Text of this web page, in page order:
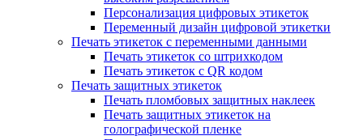
Персонализация цифровых этикеток
Переменный дизайн цифровой этикетки
Печать этикеток с переменными данными
Печать этикеток со штрихкодом
Печать этикеток с QR кодом
Печать защитных этикеток
Печать пломбовых защитных наклеек
Печать защитных этикеток на
голографической пленке